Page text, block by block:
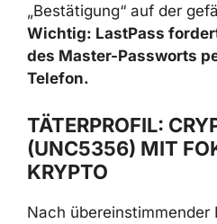
„Bestätigung“ auf der
Wichtig: LastPass
des Master-Passworts
Telefon.
TÄTERPROFIL:
(UNC5356) MIT
KRYPTO
Nach übereinstimmender